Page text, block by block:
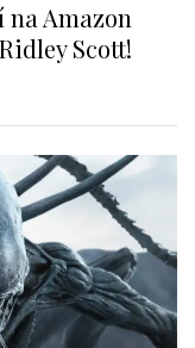
Amazon
Scott!